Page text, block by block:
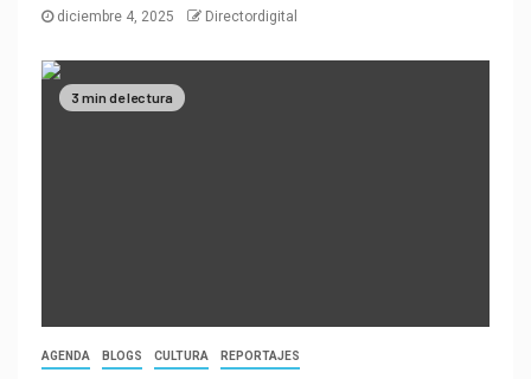
diciembre 4, 2025 Directordigital
3 min de lectura
AGENDA BLOGS CULTURA REPORTAJES